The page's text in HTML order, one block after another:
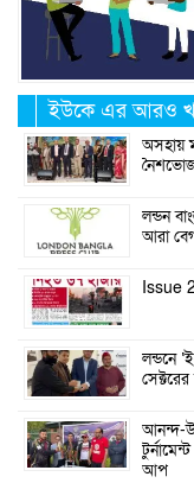
ইউকে এর আরও
অসহায়
নৈশভোজ
লন্ডন
আরা
Issue
লন্ডনে
আনন্দ-
আপ